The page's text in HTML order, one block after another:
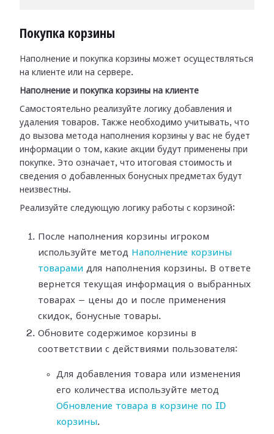
Покупка корзины
Наполнение и покупка корзины может осуществляться
на клиенте или на сервере.
Наполнение и покупка корзины на клиенте
Самостоятельно реализуйте логику добавления и
удаления товаров. Также необходимо учитывать, что
до вызова метода наполнения корзины у вас не будет
информации о том, какие акции будут применены при
покупке. Это означает, что итоговая стоимость и
сведения о добавленных бонусных предметах будут
неизвестны.
Реализуйте следующую логику работы с корзиной:
После наполнения корзины игроком
используйте метод Наполнение корзины
товарами для наполнения корзины. В ответе
вернется текущая информация о выбранных
товарах — цены до и после применения
скидок, бонусные товары.
Обновите содержимое корзины в
соответствии с действиями пользователя:
Для добавления товара или изменения
его количества используйте метод
Обновление товара в корзине по ID
корзины.